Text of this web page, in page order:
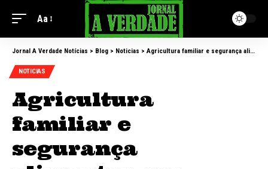
Aa
Jornal A Verdade Notícias > Blog > Noticias > Agricultura familiar e segurança alimentar nas escolas: uma parceria que transforma o futuro
NOTICIAS
Agricultura
familiar e
segurança